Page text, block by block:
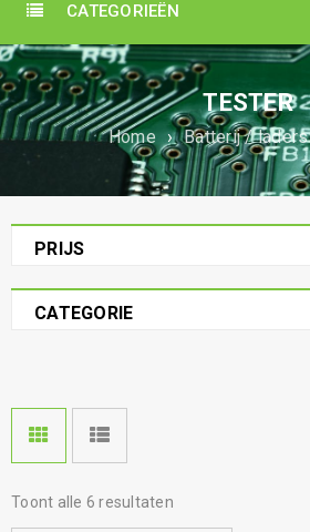
CATEGORIEËN
TESTER
Home › Batterij / laders
PRIJS
CATEGORIE
Toont alle 6 resultaten